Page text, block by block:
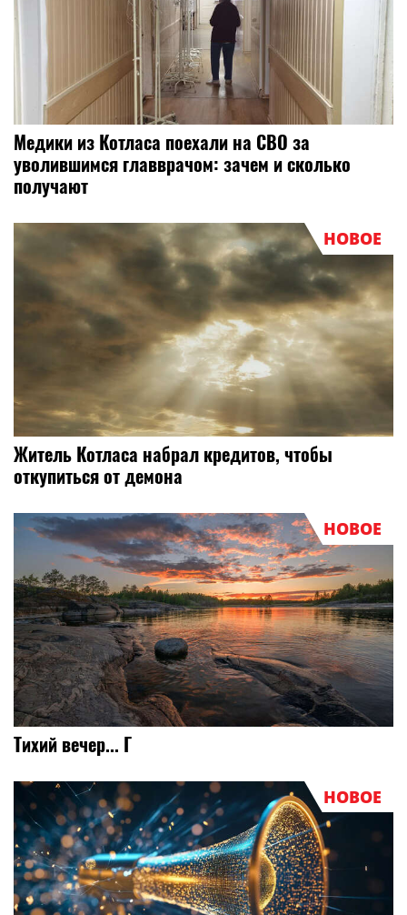
Медики из Котласа поехали на СВО за
уволившимся главврачом: зачем и сколько
получают
НОВОЕ
Житель Котласа набрал кредитов, чтобы
откупиться от демона
НОВОЕ
Тихий вечер... Г
НОВОЕ